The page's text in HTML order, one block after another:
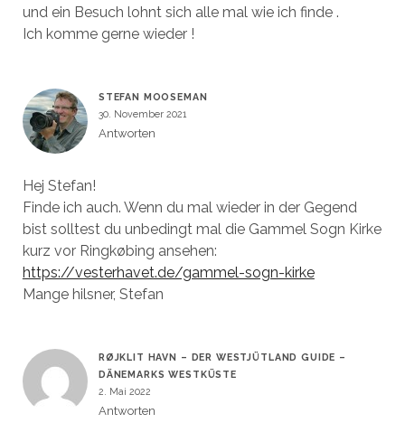
und ein Besuch lohnt sich alle mal wie ich finde .
Ich komme gerne wieder !
STEFAN MOOSEMAN
30. November 2021
Antworten
Hej Stefan!
Finde ich auch. Wenn du mal wieder in der Gegend
bist solltest du unbedingt mal die Gammel Sogn Kirke
kurz vor Ringkøbing ansehen:
https://vesterhavet.de/gammel-sogn-kirke
Mange hilsner, Stefan
RØJKLIT HAVN – DER WESTJÜTLAND GUIDE –
DÄNEMARKS WESTKÜSTE
2. Mai 2022
Antworten